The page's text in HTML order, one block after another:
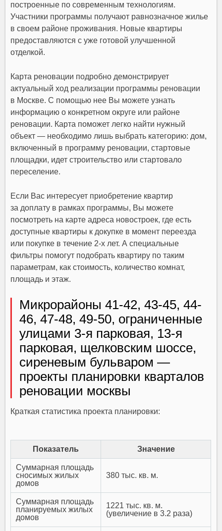
построенные по современным технологиям.
Участники программы получают равнозначное жилье
в своем районе проживания. Новые квартиры
предоставляются с уже готовой улучшенной
отделкой.
Карта реновации подробно демонстрирует
актуальный ход реализации программы реновации
в Москве. С помощью нее Вы можете узнать
информацию о конкретном округе или районе
реновации. Карта поможет легко найти нужный
объект — необходимо лишь выбрать категорию: дом,
включенный в программу реновации, стартовые
площадки, идет строительство или стартовало
переселение.
Если Вас интересует приобретение квартир
за доплату в рамках программы, Вы можете
посмотреть на карте адреса новостроек, где есть
доступные квартиры к докупке в момент переезда
или покупке в течение 2-х лет. А специальные
фильтры помогут подобрать квартиру по таким
параметрам, как стоимость, количество комнат,
площадь и этаж.
Микрорайоны 41-42, 43-45, 44-
46, 47-48, 49-50, ограниченные
улицами 3-я парковая, 13-я
парковая, щелковским шоссе,
сиреневым бульваром —
проекты планировки кварталов
реновации москвы
Краткая статистика проекта планировки:
Показатель Значение
Суммарная площадь
сносимых жилых
домов
380 тыс. кв. м.
Суммарная площадь
планируемых жилых
домов
1221 тыс. кв. м.
(увеличение в 3.2 раза)